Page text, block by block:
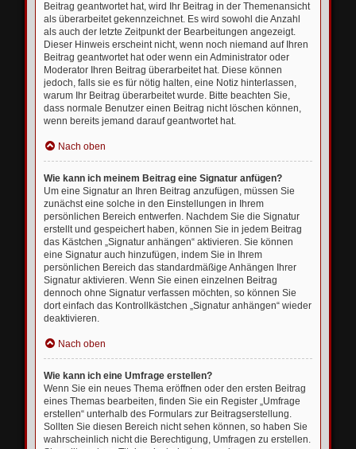
Beitrag geantwortet hat, wird Ihr Beitrag in der Themenansicht
als überarbeitet gekennzeichnet. Es wird sowohl die Anzahl
als auch der letzte Zeitpunkt der Bearbeitungen angezeigt.
Dieser Hinweis erscheint nicht, wenn noch niemand auf Ihren
Beitrag geantwortet hat oder wenn ein Administrator oder
Moderator Ihren Beitrag überarbeitet hat. Diese können
jedoch, falls sie es für nötig halten, eine Notiz hinterlassen,
warum Ihr Beitrag überarbeitet wurde. Bitte beachten Sie,
dass normale Benutzer einen Beitrag nicht löschen können,
wenn bereits jemand darauf geantwortet hat.
Nach oben
Wie kann ich meinem Beitrag eine Signatur anfügen?
Um eine Signatur an Ihren Beitrag anzufügen, müssen Sie
zunächst eine solche in den Einstellungen in Ihrem
persönlichen Bereich entwerfen. Nachdem Sie die Signatur
erstellt und gespeichert haben, können Sie in jedem Beitrag
das Kästchen „Signatur anhängen“ aktivieren. Sie können
eine Signatur auch hinzufügen, indem Sie in Ihrem
persönlichen Bereich das standardmäßige Anhängen Ihrer
Signatur aktivieren. Wenn Sie einen einzelnen Beitrag
dennoch ohne Signatur verfassen möchten, so können Sie
dort einfach das Kontrollkästchen „Signatur anhängen“ wieder
deaktivieren.
Nach oben
Wie kann ich eine Umfrage erstellen?
Wenn Sie ein neues Thema eröffnen oder den ersten Beitrag
eines Themas bearbeiten, finden Sie ein Register „Umfrage
erstellen“ unterhalb des Formulars zur Beitragserstellung.
Sollten Sie diesen Bereich nicht sehen können, so haben Sie
wahrscheinlich nicht die Berechtigung, Umfragen zu erstellen.